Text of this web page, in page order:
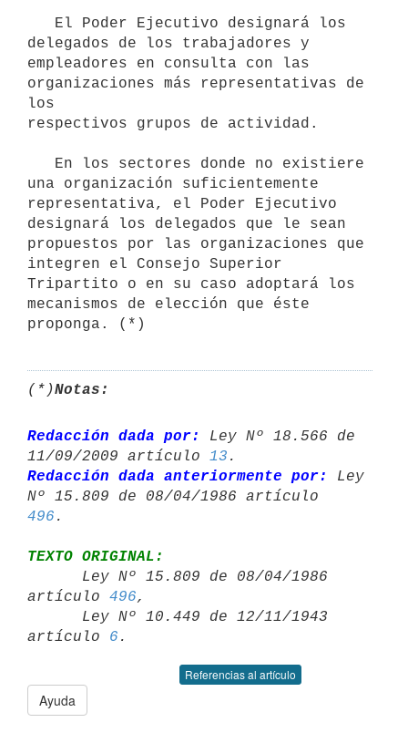
delegados de los trabajadores y
empleadores en consulta con las
organizaciones más representativas de
los
respectivos grupos de actividad.
una organización suficientemente
representativa, el Poder Ejecutivo
designará los delegados que le sean
propuestos por las organizaciones que
integren el Consejo Superior
Tripartito o en su caso adoptará los
mecanismos de elección que éste
proponga. (*)
(*)Notas:
Redacción dada por:
Ley Nº 18.566 de
11/09/2009 artículo 13
Redacción dada anteriormente por:
Ley
Nº 15.809 de 08/04/1986 artículo
496
TEXTO ORIGINAL:
artículo 496,
artículo 6
Referencias al artículo
Ayuda